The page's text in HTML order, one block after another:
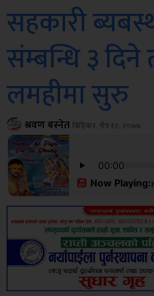
सहकारी
संम्बन्धि ३ दिने
लमहीमा सुरु
श्रवण बस्नेतबिहिबार, चैत्र १२, २०७७